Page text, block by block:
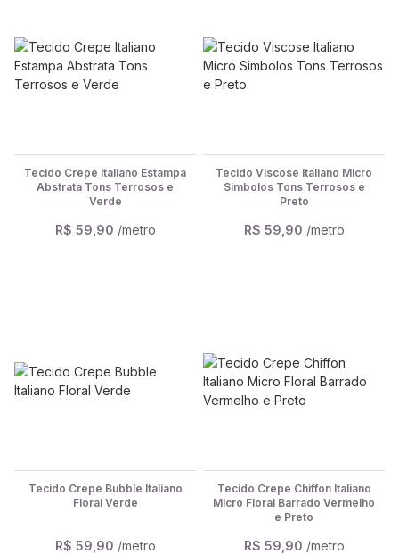
Tecido Crepe Italiano Estampa
Abstrata Tons Terrosos e
Verde
R$ 59,90 /metro
Tecido Viscose Italiano Micro
Simbolos Tons Terrosos e
Preto
R$ 59,90 /metro
Tecido Crepe Bubble Italiano
Floral Verde
R$ 59,90 /metro
Tecido Crepe Chiffon Italiano
Micro Floral Barrado Vermelho
e Preto
R$ 59,90 /metro